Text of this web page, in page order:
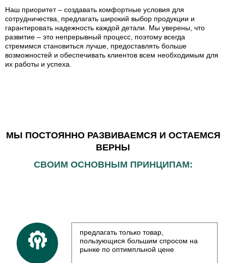
Наш приоритет – создавать комфортные условия для
сотрудничества, предлагать широкий выбор продукции и
гарантировать надежность каждой детали. Мы уверены, что
развитие – это непрерывный процесс, поэтому всегда
стремимся становиться лучше, предоставлять больше
возможностей и обеспечивать клиентов всем необходимым для
их работы и успеха.
МЫ ПОСТОЯННО РАЗВИВАЕМСЯ И ОСТАЕМСЯ
ВЕРНЫ
СВОИМ ОСНОВНЫМ ПРИНЦИПАМ:
предлагать только товар,
пользующися большим спросом на
рынке по оптимпльной цене